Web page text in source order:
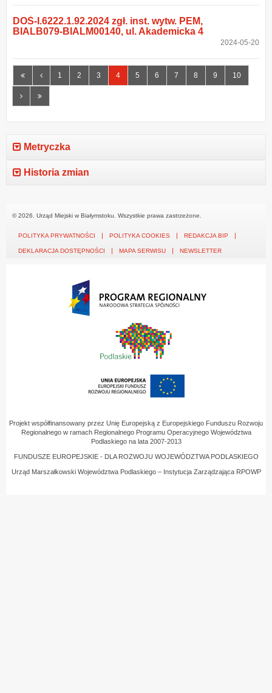
DOŚ-I.6222.1.92.2024 zgł. inst. wytw. PEM,
BIALB079-BIALM00140, ul. Akademicka 4
2024-05-20
PierwszaPoprzednia
1 2 3 4 5 6 7 8 9 10
NastępnaOstatnia
Metryczka
Historia zmian
© 2026. Urząd Miejski w Białymstoku. Wszystkie prawa zastrzeżone.
POLITYKA PRYWATNOŚCI POLITYKA COOKIES REDAKCJA BIP
DEKLARACJA DOSTĘPNOŚCI MAPA SERWISU NEWSLETTER
Projekt współfinansowany przez Unię Europejską z Europejskiego Funduszu Rozwoju
Regionalnego w ramach Regionalnego Programu Operacyjnego Województwa
Podlaskiego na lata 2007-2013
FUNDUSZE EUROPEJSKIE - DLA ROZWOJU WOJEWÓDZTWA PODLASKIEGO
Urząd Marszałkowski Województwa Podlaskiego – Instytucja Zarządzająca RPOWP